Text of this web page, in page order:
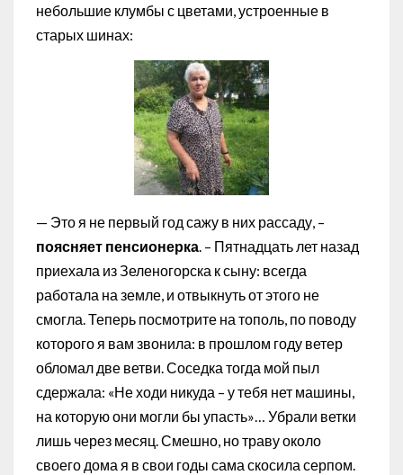
небольшие клумбы с цветами, устроенные в
старых шинах:
— Это я не первый год сажу в них рассаду, –
поясняет пенсионерка. – Пятнадцать лет назад
приехала из Зеленогорска к сыну: всегда
работала на земле, и отвыкнуть от этого не
смогла. Теперь посмотрите на тополь, по поводу
которого я вам звонила: в прошлом году ветер
обломал две ветви. Соседка тогда мой пыл
сдержала: «Не ходи никуда – у тебя нет машины,
на которую они могли бы упасть»… Убрали ветки
лишь через месяц. Смешно, но траву около
своего дома я в свои годы сама скосила серпом.